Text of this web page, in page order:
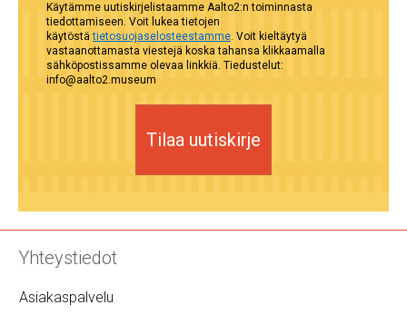
Käytämme uutiskirjelistaamme Aalto2:n toiminnasta
tiedottamiseen. Voit lukea tietojen
käytöstätietosuojaselosteestamme. Voit kieltäytyä
vastaanottamasta viestejä koska tahansa klikkaamalla
sähköpostissamme olevaa linkkiä. Tiedustelut:
info@aalto2.museum
Tilaa uutiskirje
Yhteystiedot
Asiakaspalvelu